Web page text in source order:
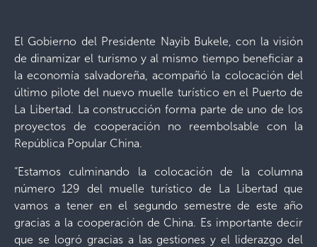
El Gobierno del Presidente Nayib Bukele, con la visión
de dinamizar el turismo y al mismo tiempo beneficiar a
la economía salvadoreña, acompañó la colocación del
último pilote del nuevo muelle turístico en el Puerto de
La Libertad. La construcción forma parte de uno de los
proyectos de cooperación no reembolsable con la
República Popular China.
“Estamos culminando la colocación de la columna
número 129 del muelle turístico de La Libertad que
vamos a tener en el segundo semestre de este año
gracias a la cooperación de China. Es importante decir
que se logró gracias a las gestiones y el liderazgo del